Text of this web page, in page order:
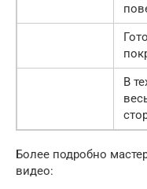
В
Более подробно
видео: